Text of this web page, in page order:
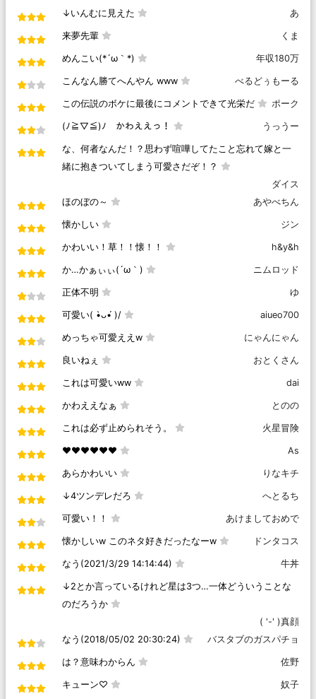
↓いんむに見えた あ
来夢先輩 くま
めんこい(*´ω｀*) 年収180万
こんなん勝てへんやん www べるどぅもーる
この伝説のボケに最後にコメントできて光栄だ ポーク
(ﾉ≧▽≦)ﾉ かわええっ！ うっうー
な、何者なんだ！？思わず喧嘩してたこと忘れて嫁と一
緒に抱きついてしまう可愛さだぞ！？
ダイス
ほのぼの～
あやべちん
懐かしい ジン
かわいい！草！！懐！！ h&y&h
か…かぁぃぃ(´ω｀) ニムロッド
正体不明 ゆ
可愛い( •̀ᴗ•́ )/ aiueo700
めっちゃ可愛ええw にゃんにゃん
良いねぇ おとくさん
これは可愛いww dai
かわええなぁ とのの
これは必ず止められそう。 火星冒険
❤️❤️❤️❤️❤️❤️ As
あらかわいい りなキチ
↓4ツンデレだろ へとるち
可愛い！！ あけましておめで
懐かしいw このネタ好きだったなーw ドンタコス
なう(2021/3/29 14:14:44) 牛丼
↓2とか言っているけれど星は3つ…一体どういうことな
のだろうか
( '-' )真顔
なう(2018/05/02 20:30:24)
バスタブのガスパチョ
は？意味わからん 佐野
キューン♡ 奴子